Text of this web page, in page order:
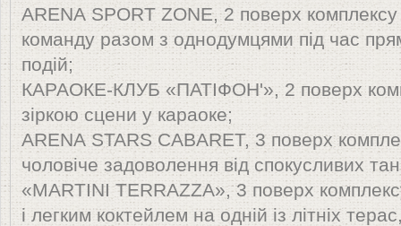
ARENA SPORT ZONE, 2 поверх
команду разом з однодумцями під час
подій;
КАРАОКЕ-КЛУБ «ПАТІФОН'», 2 поверх
зіркою сцени у караоке;
ARENA STARS CABARET, 3 поверх
чоловіче задоволення від спокусливих
«MARTINI TERRAZZA», 3 поверх
і легким коктейлем на одній із літніх